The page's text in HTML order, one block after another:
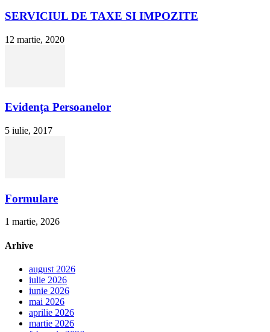
SERVICIUL DE TAXE SI IMPOZITE
12 martie, 2020
Evidența Persoanelor
5 iulie, 2017
Formulare
1 martie, 2026
Arhive
august 2026
iulie 2026
iunie 2026
mai 2026
aprilie 2026
martie 2026